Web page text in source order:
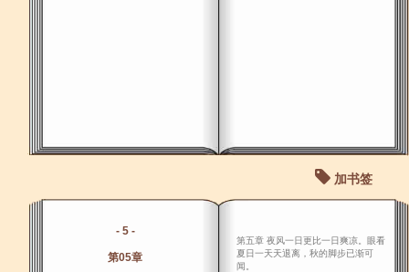
加书签
- 5 -
第05章
第五章 夜风一日更比一日爽凉。眼看
夏日一天天退离，秋的脚步已渐可
闻。